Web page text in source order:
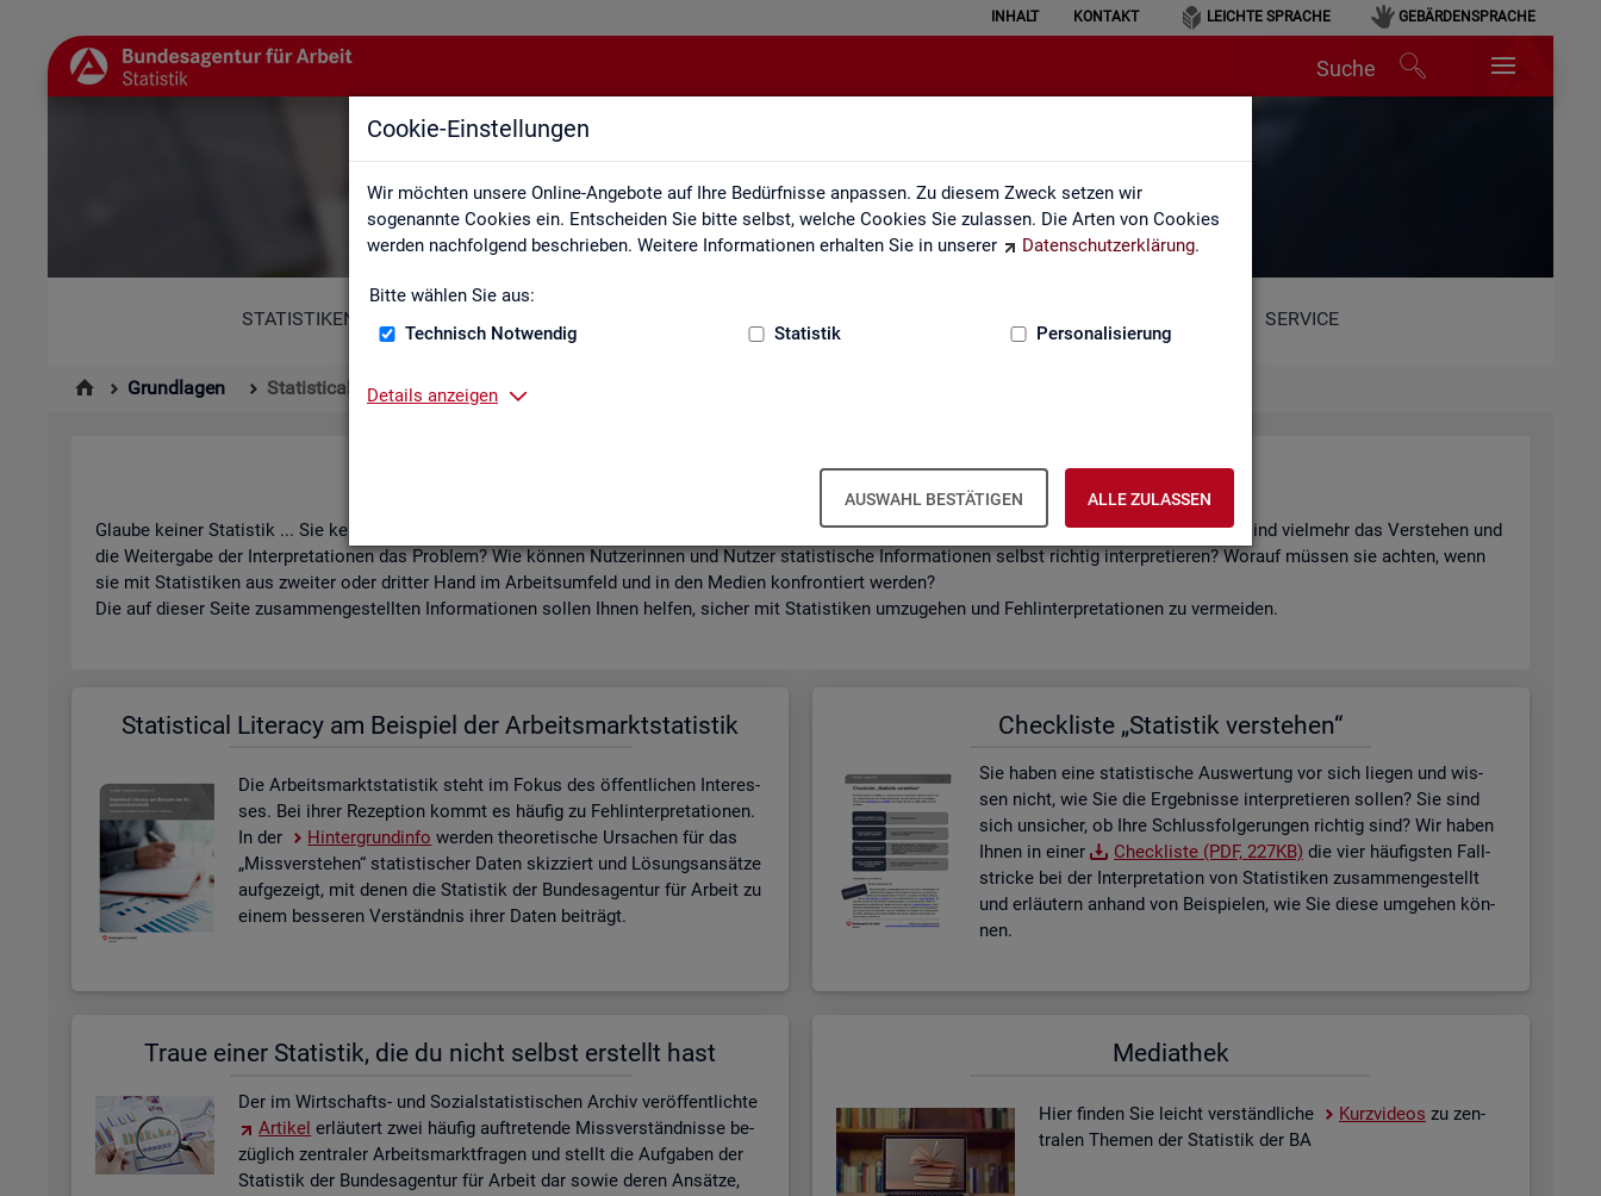
Cookie-Einstellungen
Wir möchten unsere Online-Angebote auf Ihre Bedürfnisse anpassen. Zu diesem Zweck setzen wir
sogenannte Cookies ein. Entscheiden Sie bitte selbst, welche Cookies Sie zulassen. Die Arten von Cookies
werden nachfolgend beschrieben. Weitere Informationen erhalten Sie in unserer
Datenschutzerklärung.
Bitte wählen Sie aus:
Technisch Notwendig
Statistik Personalisierung
Details anzeigen
AUSWAHL BESTÄTIGEN ALLE ZULASSEN
INHALT KONTAKT LEICHTE SPRACHE GEBÄRDENSPRACHE
Suche
Statistical Literacy - Statistik verstehen
STATISTIKEN SERVICE
Grundlagen Statistical Literacy - Statistik verstehen
Sta­ti­s­ti­cal Li­te­r­acy - Sta­tis­tik ver­ste­hen und rich­tig in­ter­pre­tie­ren
Glau­be kei­ner Sta­tis­tik ... Sie ken­nen die­sen Spruch in ver­schie­dens­ten Va­ria­tio­nen. Aber wird mit Sta­tis­tik wirk­lich oft be­wusst ge­täuscht? Oder sind viel­mehr das Ver­ste­hen und
die Wei­ter­ga­be der In­ter­pre­ta­tio­nen das Pro­blem? Wie kön­nen Nut­ze­rin­nen und Nut­zer sta­tis­ti­sche In­for­ma­tio­nen selbst rich­tig in­ter­pre­tie­ren? Wor­auf müs­sen sie ach­ten, wenn
sie mit Sta­tis­ti­ken aus zwei­ter oder drit­ter Hand im Ar­beits­um­feld und in den Me­di­en kon­fron­tiert wer­den?
Die auf die­ser Seite zu­sam­men­ge­stell­ten In­for­ma­tio­nen sol­len Ihnen hel­fen, si­cher mit Sta­tis­ti­ken um­zu­ge­hen und Fehl­in­ter­pre­ta­tio­nen zu ver­mei­den.
Sta­ti­s­ti­cal Li­te­r­acy am Bei­spiel der Ar­beits­markt­sta­tis­tik
Die Ar­beits­markt­sta­tis­tik steht im Fokus des öf­fent­li­chen In­ter­es­
ses. Bei ihrer Re­zep­ti­on kommt es häu­fig zu Fehl­in­ter­pre­ta­tio­nen.
In der
Hin­ter­grund­in­fo wer­den theo­re­ti­sche Ur­sa­chen für das
„Miss­ver­ste­hen“ sta­tis­ti­scher Daten skiz­ziert und Lö­sungs­an­sät­ze
auf­ge­zeigt, mit denen die Sta­tis­tik der Bun­des­agen­tur für Ar­beit zu
einem bes­se­ren Ver­ständ­nis ihrer Daten bei­trägt.
Check­lis­te „Sta­tis­tik ver­ste­hen“
Sie haben eine sta­tis­ti­sche Aus­wer­tung vor sich lie­gen und wis­
sen nicht, wie Sie die Er­geb­nis­se in­ter­pre­tie­ren sol­len? Sie sind
sich un­si­cher, ob Ihre Schluss­fol­ge­run­gen rich­tig sind? Wir haben
Ihnen in einer
Check­lis­te (PDF, 227KB) die vier häu­figs­ten Fall­
stri­cke bei der In­ter­pre­ta­ti­on von Sta­tis­ti­ken zu­sam­men­ge­stellt
und er­läu­tern an­hand von Bei­spie­len, wie Sie diese um­ge­hen kön­
nen.
Traue einer Sta­tis­tik, die du nicht selbst er­stellt hast
Der im Wirt­schafts- und So­zi­al­sta­tis­ti­schen Ar­chiv ver­öf­fent­lich­te
Ar­ti­kel er­läu­tert zwei häu­fig auf­tre­ten­de Miss­ver­ständ­nis­se be­
züg­lich zen­tra­ler Ar­beits­markt­fra­gen und stellt die Auf­ga­ben der
Sta­tis­tik der Bun­des­agen­tur für Ar­beit dar sowie deren An­sät­ze,
Me­dia­thek
Hier fin­den Sie leicht ver­ständ­li­che Kurz­vi­de­os zu zen­
tra­len The­men der Sta­tis­tik der BA